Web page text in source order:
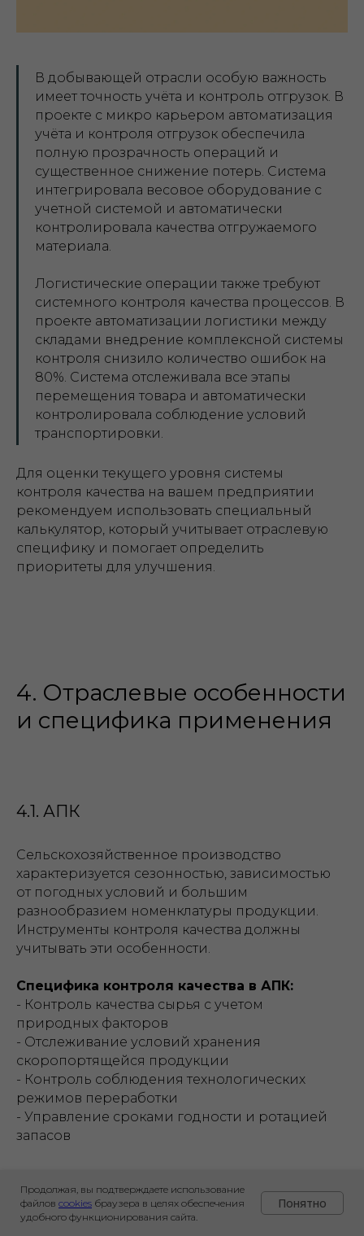
В добывающей отрасли особую важность
имеет точность учёта и контроль отгрузок. В
проекте с микро карьером автоматизация
учёта и контроля отгрузок обеспечила
полную прозрачность операций и
существенное снижение потерь. Система
интегрировала весовое оборудование с
учетной системой и автоматически
контролировала качества отгружаемого
материала.
Логистические операции также требуют
системного контроля качества процессов. В
проекте автоматизации логистики между
складами внедрение комплексной системы
контроля снизило количество ошибок на
80%. Система отслеживала все этапы
перемещения товара и автоматически
контролировала соблюдение условий
транспортировки.
Для оценки текущего уровня системы
контроля качества на вашем предприятии
рекомендуем использовать специальный
калькулятор, который учитывает отраслевую
специфику и помогает определить
приоритеты для улучшения.
4. Отраслевые особенности
и специфика применения
4.1. АПК
Сельскохозяйственное производство
характеризуется сезонностью, зависимостью
от погодных условий и большим
разнообразием номенклатуры продукции.
Инструменты контроля качества должны
учитывать эти особенности.
Специфика контроля качества в АПК:
- Контроль качества сырья с учетом
природных факторов
- Отслеживание условий хранения
скоропортящейся продукции
- Контроль соблюдения технологических
режимов переработки
- Управление сроками годности и ротацией
запасов
В проекте автоматизации
агропредприятия, специализирующегося
на выращивании зерновых культур, была
Продолжая, вы подтверждаете использование
файлов cookies браузера в целях обеспечения
удобного функционирования сайта.
Понятно